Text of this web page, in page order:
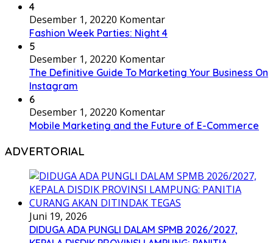
4
Desember 1, 20220 Komentar
Fashion Week Parties: Night 4
5
Desember 1, 20220 Komentar
The Definitive Guide To Marketing Your Business On
Instagram
6
Desember 1, 20220 Komentar
Mobile Marketing and the Future of E-Commerce
ADVERTORIAL
Juni 19, 2026
DIDUGA ADA PUNGLI DALAM SPMB 2026/2027,